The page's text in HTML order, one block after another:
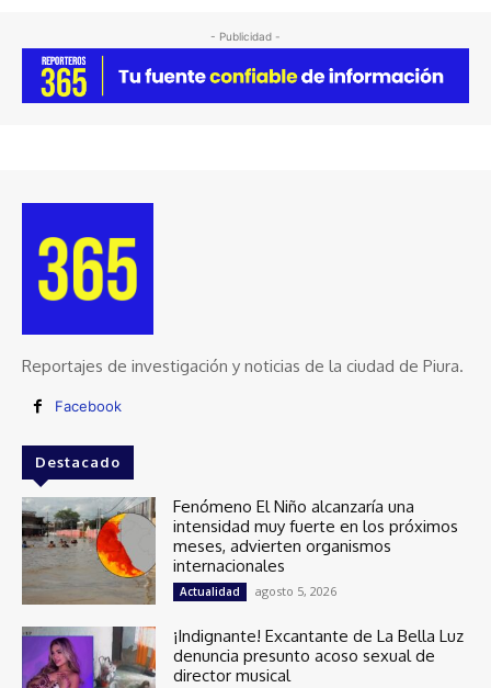
- Publicidad -
Reportajes de investigación y noticias de la ciudad de Piura.
Facebook
Destacado
Fenómeno El Niño alcanzaría una
intensidad muy fuerte en los próximos
meses, advierten organismos
internacionales
Actualidad agosto 5, 2026
¡Indignante! Excantante de La Bella Luz
denuncia presunto acoso sexual de
director musical